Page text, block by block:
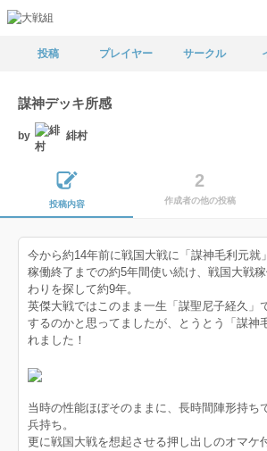
投稿 プレイヤー サークル
謀神デッキ所感
by 緋村
投稿内容
2
作成者の他の投稿
今から約14年前に戦国大戦に「謀神毛利元就
稼働終了までの約5年間使い続け、戦国大戦
わりを探して約9年。
英傑大戦ではこのまま一生「謀聖尼子経久」
するのかと思ってましたが、とうとう「謀神
れました！
当時の性能ほぼそのままに、長時間陣形持ち
兵持ち。
更に戦国大戦を想起させる押し出しのオマケ